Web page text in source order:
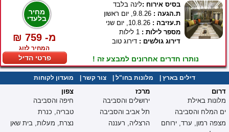
מחיר
בלעדי
₪ 759 -מ
המחיר לזוג
פרטי הדיל
בסיס אירוח :לינה בלבד
ת.הגעה :
ת.עזיבה :
מספר לילות :
דירוג גולשים : דירוג טוב
נותרו חדרים אחרונים למבצע זה !
דילים בארץ מלונות בחו"ל צור קשר מועדון לקוחות
צפון
חיפה והסביבה
טבריה, כנרת
נצרת, מעלות, בית שאן
מרכז
ירושלים והסביבה
תל אביב והסביבה
הרצליה, רעננה
דרום
מלונות באילת
ים המלח והסביבה
מצפה רמון, ערד, ירוחם